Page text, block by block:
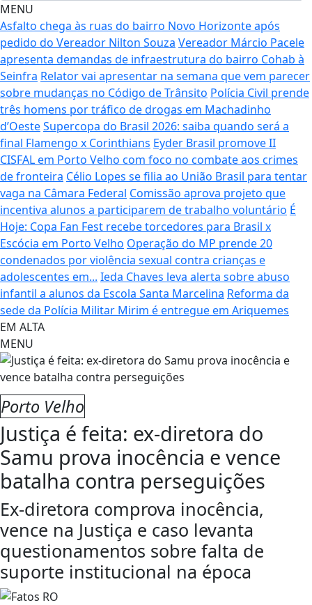
MENU
Asfalto chega às ruas do bairro Novo Horizonte após
pedido do Vereador Nilton Souza Vereador Márcio Pacele
apresenta demandas de infraestrutura do bairro Cohab à
Seinfra Relator vai apresentar na semana que vem parecer
sobre mudanças no Código de Trânsito Polícia Civil prende
três homens por tráfico de drogas em Machadinho
d’OesteSupercopa do Brasil 2026: saiba quando será a
final Flamengo x Corinthians Eyder Brasil promove II
CISFAL em Porto Velho com foco no combate aos crimes
de fronteira Célio Lopes se filia ao União Brasil para tentar
vaga na Câmara Federal Comissão aprova projeto que
incentiva alunos a participarem de trabalho voluntário É
Hoje: Copa Fan Fest recebe torcedores para Brasil x
Escócia em Porto Velho Operação do MP prende 20
condenados por violência sexual contra crianças e
adolescentes em... Ieda Chaves leva alerta sobre abuso
infantil a alunos da Escola Santa Marcelina Reforma da
sede da Polícia Militar Mirim é entregue em Ariquemes
EM ALTA
MENU
Porto Velho
Justiça é feita: ex-diretora do
Samu prova inocência e vence
batalha contra perseguições
Ex-diretora comprova inocência,
vence na Justiça e caso levanta
questionamentos sobre falta de
suporte institucional na época